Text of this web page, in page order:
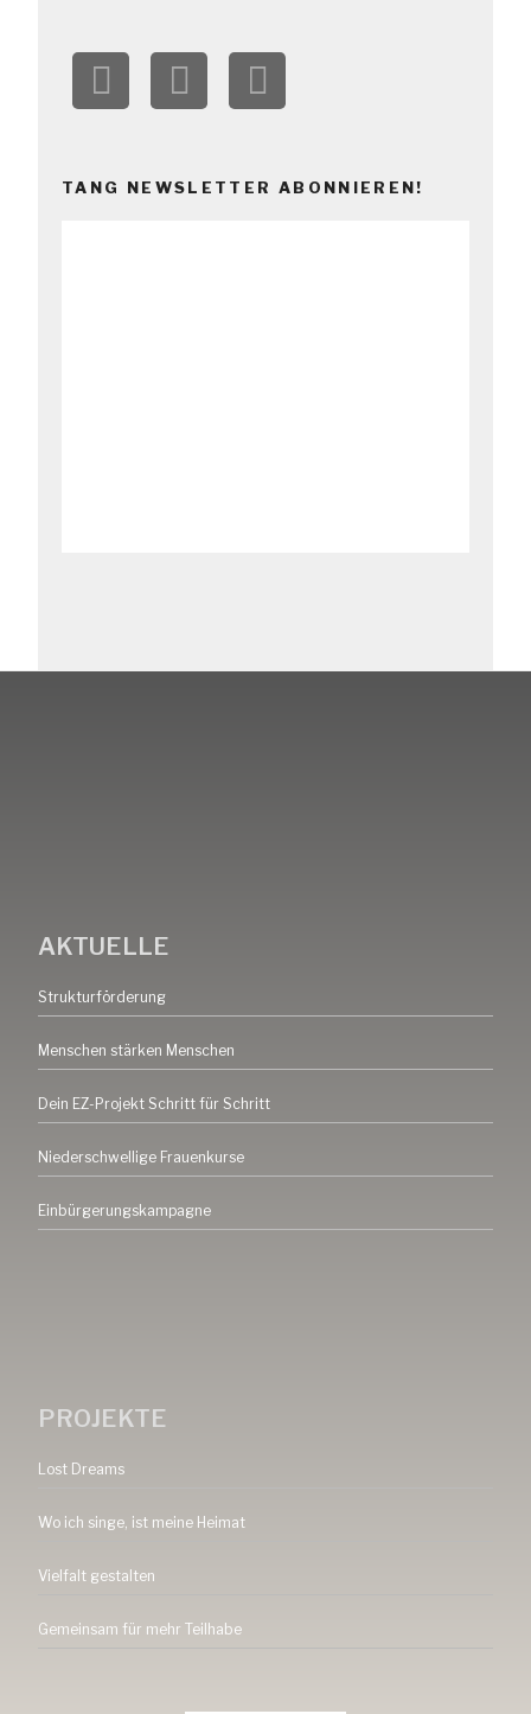
TANG NEWSLETTER ABONNIEREN!
AKTUELLE
Strukturförderung
Menschen stärken Menschen
Dein EZ-Projekt Schritt für Schritt
Niederschwellige Frauenkurse
Einbürgerungskampagne
PROJEKTE
Lost Dreams
Wo ich singe, ist meine Heimat
Vielfalt gestalten
Gemeinsam für mehr Teilhabe